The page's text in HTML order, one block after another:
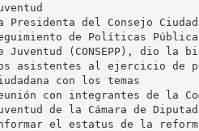
Presidenta del Consejo
de Políticas
Juventud (CONSEPP), dio la
asistentes al ejercicio de
con los temas
con integrantes de la
de la Cámara de
el estatus de la